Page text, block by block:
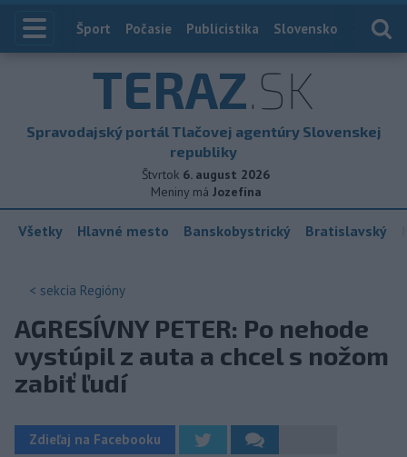
Index
Šport Počasie Publicistika Slovensko
TERAZ.SK
Spravodajský portál Tlačovej agentúry Slovenskej
republiky
Štvrtok 6. august 2026
Meniny má Jozefína
Všetky Hlavné mesto Banskobystrický Bratislavský
< sekcia Regióny
AGRESÍVNY PETER: Po nehode
vystúpil z auta a chcel s nožom
zabiť ľudí
Zdieľaj na Facebooku